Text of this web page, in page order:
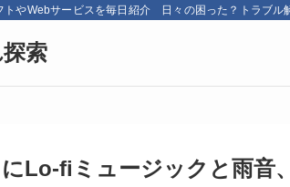
トやWebサービスを毎日紹介 日々の困った？トラブル
索
Lo-fiミュージックと雨音